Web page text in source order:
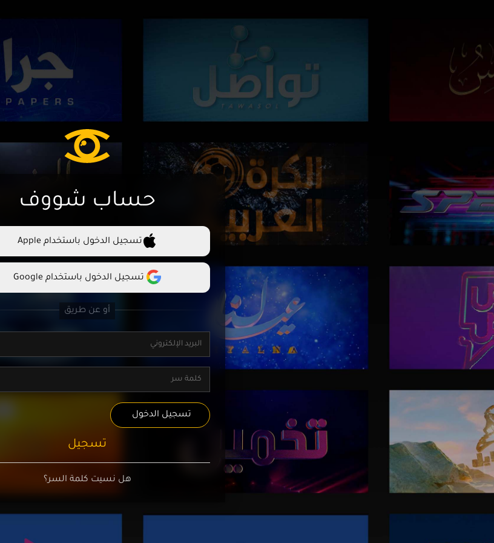
حساب شووف
تسجيل الدخول باستخدام Apple
تسجيل الدخول باستخدام Google
تسجيل الدخول
تسجيل
هل نسيت كلمة السر؟